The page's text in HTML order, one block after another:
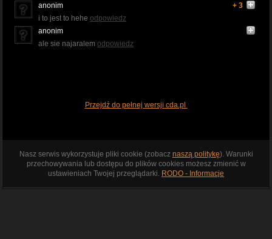
anonim
+ 3
i to jest to hehe odpowiedz
anonim
ale sie najaralem odpowiedz
Przejdź do pełnej wersji cda.pl
Nasz serwis wykorzystuje pliki cookie (zobacz naszą politykę). Warunki
przechowywania lub dostępu do plików cookies możesz zmienić w
ustawieniach Twojej przeglądarki. RODO - Informacje